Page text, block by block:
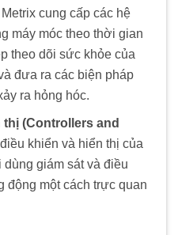
cung cấp các hệ
máy móc theo thời gian
theo dõi sức khỏe của
đưa ra các biện pháp
ra hỏng hóc.
(Controllers and
khiển và hiển thị của
giám sát và điều
động một cách trực quan